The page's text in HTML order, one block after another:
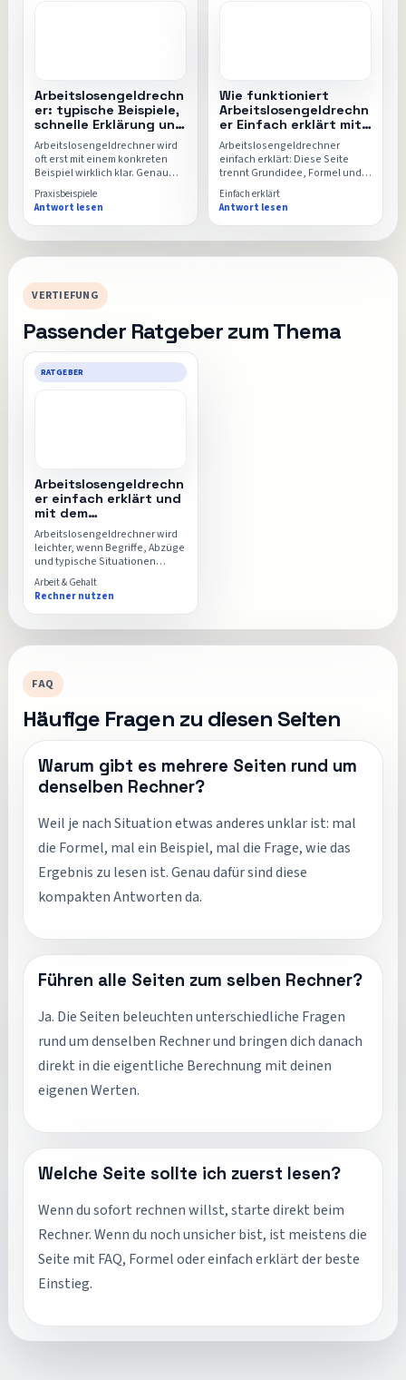
Arbeitslosengeldrechn
er: typische Beispiele,
schnelle Erklärung und
direkter Rechner
Arbeitslosengeldrechner wird
oft erst mit einem konkreten
Beispiel wirklich klar. Genau
dafür sammelt diese Seite
typische Alltagssituationen,
einfache Rechenwege und den
passenden Einsatz für den
Arbeitslosengeldrechner.
Praxisbeispiele
Antwort lesen
Wie funktioniert
Arbeitslosengeldrechn
er Einfach erklärt mit
Rechner, Formel und
FAQ
Arbeitslosengeldrechner
einfach erklärt: Diese Seite
trennt Grundidee, Formel und
typische Missverständnisse
sauber voneinander, damit der
Arbeitslosengeldrechner
danach intuitiver und sicherer
nutzbar wird.
Einfach erklärt
Antwort lesen
VERTIEFUNG
Passender Ratgeber zum Thema
RATGEBER
Arbeitslosengeldrechn
er einfach erklärt und
mit dem
Arbeitslosengeldrechn
er berechnet
Arbeitslosengeldrechner wird
leichter, wenn Begriffe, Abzüge
und typische Situationen
sauber getrennt sind. Dieser
Ratgeber ordnet genau das ein
und zeigt dir, wann der
Arbeitslosengeldrechner für
deinen Fall hilfreich ist.
Arbeit & Gehalt
Rechner nutzen
FAQ
Häufige Fragen zu diesen Seiten
Warum gibt es mehrere Seiten rund um
denselben Rechner?
Weil je nach Situation etwas anderes unklar ist: mal
die Formel, mal ein Beispiel, mal die Frage, wie das
Ergebnis zu lesen ist. Genau dafür sind diese
kompakten Antworten da.
Führen alle Seiten zum selben Rechner?
Ja. Die Seiten beleuchten unterschiedliche Fragen
rund um denselben Rechner und bringen dich danach
direkt in die eigentliche Berechnung mit deinen
eigenen Werten.
Welche Seite sollte ich zuerst lesen?
Wenn du sofort rechnen willst, starte direkt beim
Rechner. Wenn du noch unsicher bist, ist meistens die
Seite mit FAQ, Formel oder einfach erklärt der beste
Einstieg.